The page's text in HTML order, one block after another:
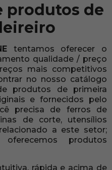
produtos de
tentamos oferecer o
qualidade / preço
mais competitivos
no nosso catálogo
produtos de primeira
e fornecidos pelo
precisa de ferros de
de corte, utensílios
a este setor;
produtos
rápida e acima de